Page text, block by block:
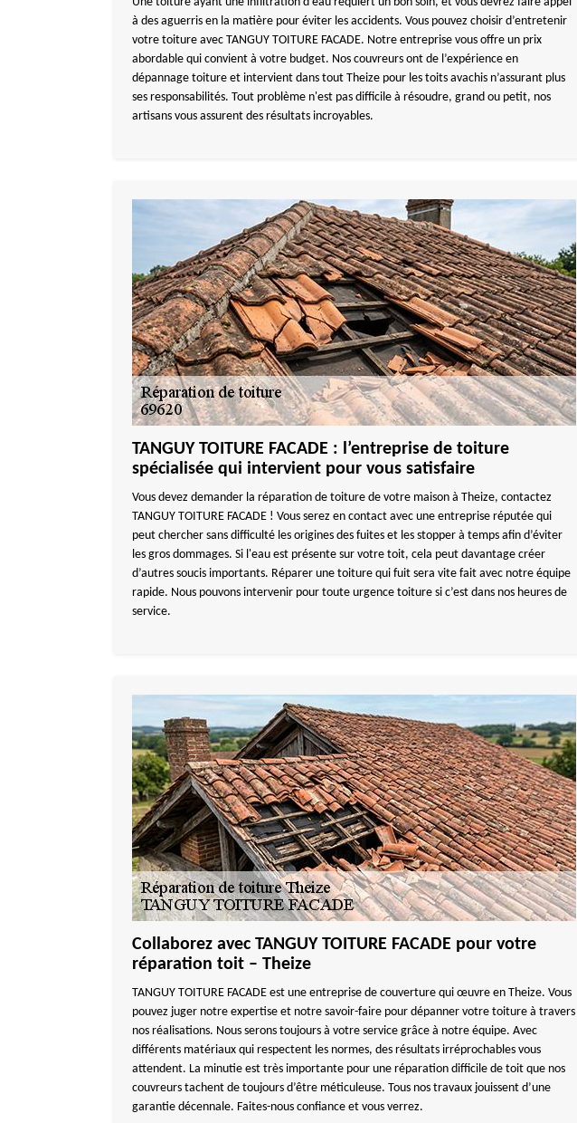
à des aguerris en la matière pour éviter les accidents. Vous pouvez choisir d’entretenir
votre toiture avec TANGUY TOITURE FACADE. Notre entreprise vous offre un prix
abordable qui convient à votre budget. Nos couvreurs ont de l’expérience en
dépannage toiture et intervient dans tout Theize pour les toits avachis n’assurant plus
ses responsabilités. Tout problème n'est pas difficile à résoudre, grand ou petit, nos
artisans vous assurent des résultats incroyables.
TANGUY TOITURE FACADE : l’entreprise de toiture
spécialisée qui intervient pour vous satisfaire
Vous devez demander la réparation de toiture de votre maison à Theize, contactez
TANGUY TOITURE FACADE ! Vous serez en contact avec une entreprise réputée qui
peut chercher sans difficulté les origines des fuites et les stopper à temps afin d’éviter
les gros dommages. Si l'eau est présente sur votre toit, cela peut davantage créer
d’autres soucis importants. Réparer une toiture qui fuit sera vite fait avec notre équipe
rapide. Nous pouvons intervenir pour toute urgence toiture si c’est dans nos heures de
service.
Collaborez avec TANGUY TOITURE FACADE pour votre
réparation toit – Theize
TANGUY TOITURE FACADE est une entreprise de couverture qui œuvre en Theize. Vous
pouvez juger notre expertise et notre savoir-faire pour dépanner votre toiture à travers
nos réalisations. Nous serons toujours à votre service grâce à notre équipe. Avec
différents matériaux qui respectent les normes, des résultats irréprochables vous
attendent. La minutie est très importante pour une réparation difficile de toit que nos
couvreurs tachent de toujours d’être méticuleuse. Tous nos travaux jouissent d’une
garantie décennale. Faites-nous confiance et vous verrez.